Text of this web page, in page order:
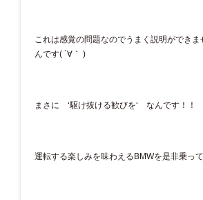
これは感覚の問題なのでうまく説明ができ
んです( ´∀｀ )
まさに ‘駆け抜ける歓びを‘ なんです！！
運転する楽しみを味わえるBMWを是非乗っ